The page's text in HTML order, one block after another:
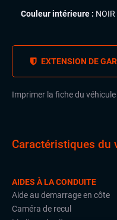
Couleur intérieure : NOIR
EXTENSION DE
Imprimer la fiche du véhicule
Caractéristiques du
AIDES À LA CONDUITE
Aide au demarrage en côte
Caméra de recul